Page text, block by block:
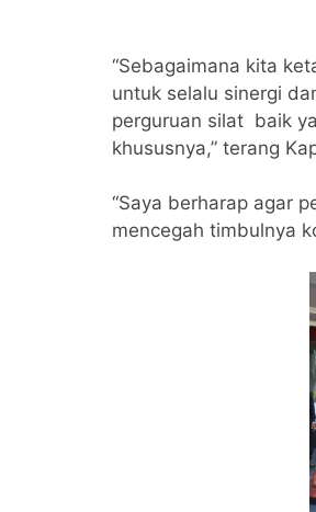
“Sebagaimana kita
untuk selalu sinergi
perguruan silat baik
khususnya,” terang
“Saya berharap agar
mencegah timbulnya